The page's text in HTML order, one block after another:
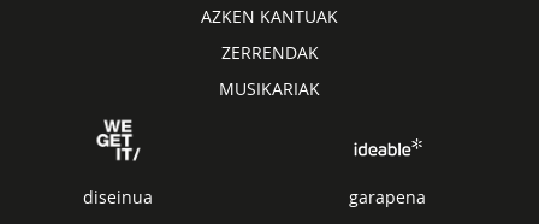
AZKEN KANTUAK
ZERRENDAK
MUSIKARIAK
diseinua garapena